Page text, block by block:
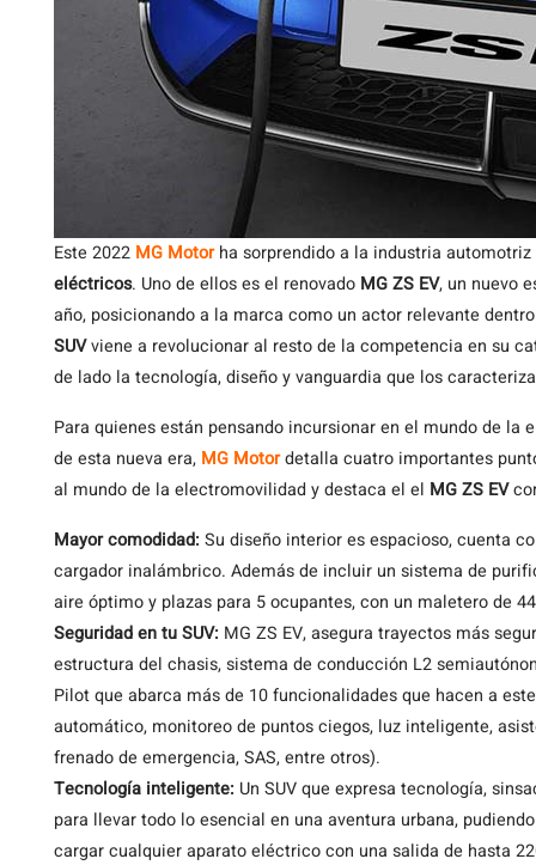
Este 2022 MG Motorha sorprendido a la industria
eléctricos. Uno de ellos es el renovado MG ZS EV, un nuevo
año, posicionando a la marca como un actor relevante
SUVviene a revolucionar al resto de la competencia en su
de lado la tecnología, diseño y vanguardia que los
Para quienes están pensando incursionar en el mundo de
de esta nueva era, MG Motordetalla cuatro importantes
al mundo de la electromovilidad y destaca el el MG ZS EV
Mayor comodidad: Su diseño interior es espacioso, cuenta
cargador inalámbrico. Además de incluir un sistema de
aire óptimo y plazas para 5 ocupantes, con un maletero de
Seguridad en tu SUV: MG ZS EV, asegura trayectos más
estructura del chasis, sistema de conducción L2
Pilot que abarca más de 10 funcionalidades que hacen a
automático, monitoreo de puntos ciegos, luz inteligente,
frenado de emergencia, SAS, entre otros).
Tecnología inteligente: Un SUV que expresa tecnología,
para llevar todo lo esencial en una aventura urbana,
cargar cualquier aparato eléctrico con una salida de hasta